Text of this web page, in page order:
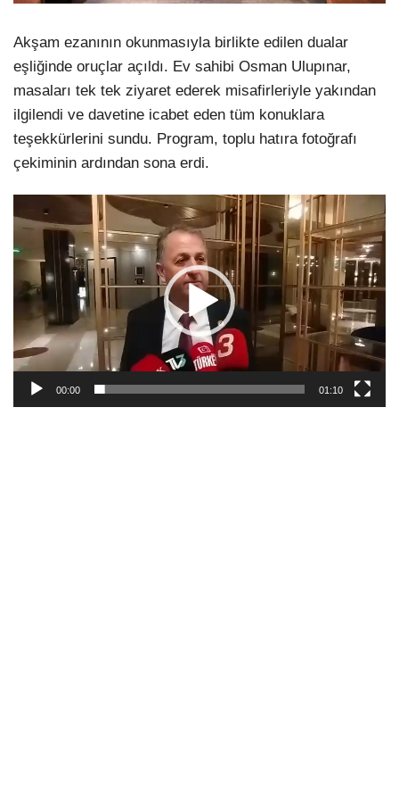
Akşam ezanının okunmasıyla birlikte edilen dualar
eşliğinde oruçlar açıldı. Ev sahibi Osman Ulupınar,
masaları tek tek ziyaret ederek misafirleriyle yakından
ilgilendi ve davetine icabet eden tüm konuklara
teşekkürlerini sundu. Program, toplu hatıra fotoğrafı
çekiminin ardından sona erdi.
Video
oynatıcı
00:00 01:10